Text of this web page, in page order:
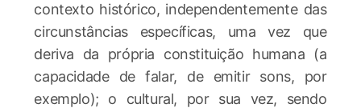
contexto histórico, independentemente das
circunstâncias específicas, uma vez que
deriva da própria constituição humana (a
capacidade de falar, de emitir sons, por
exemplo); o cultural, por sua vez, sendo